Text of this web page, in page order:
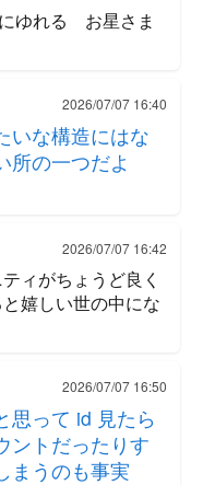
ゆれる お星さま
2026/07/07 16:40
いな構造にはな
所の一つだよ
2026/07/07 16:42
ィがちょうど良く
嬉しい世の中にな
2026/07/07 16:50
思って id 見たら
ントだったりす
まうのも事実